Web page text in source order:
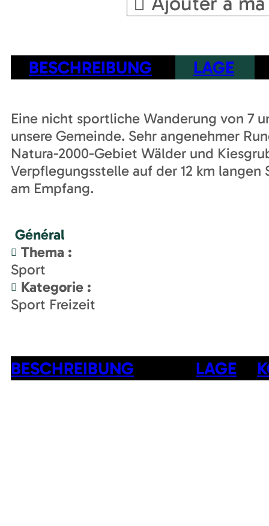
BESCHREIBUNG LAGE
Eine nicht sportliche Wanderung von 7
unsere Gemeinde. Sehr angenehmer
Natura-2000-Gebiet Wälder und
Verpflegungsstelle auf der 12 km langen
am Empfang.
Général
Thema :
Sport
Kategorie :
Sport Freizeit
BESCHREIBUNG LAGE